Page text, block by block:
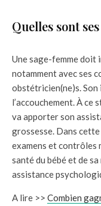
Quelles sont
Une sage-femme doit
notamment avec ses
obstétricien(ne)s.
l’accouchement. À ce
va apporter son
grossesse. Dans
examens et contrôles
santé du bébé et de
assistance
A lire >> Combien